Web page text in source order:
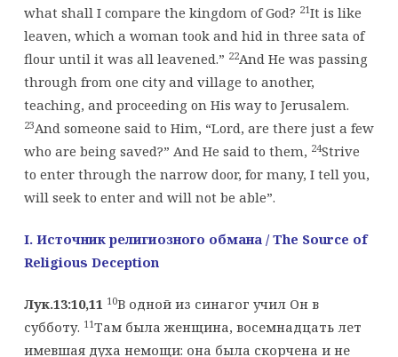
what shall I compare the kingdom of God? 21It is like
leaven, which a woman took and hid in three sata of
flour until it was all leavened.” 22And He was passing
through from one city and village to another,
teaching, and proceeding on His way to Jerusalem.
23And someone said to Him, “Lord, are there just a few
who are being saved?” And He said to them, 24Strive
to enter through the narrow door, for many, I tell you,
will seek to enter and will not be able”.
I. Источник религиозного обмана/ The Source of
Religious Deception
Лук.13:10,11 10В одной из синагог учил Он в
субботу. 11Там была женщина, восемнадцать лет
имевшая духа немощи: она была скорчена и не